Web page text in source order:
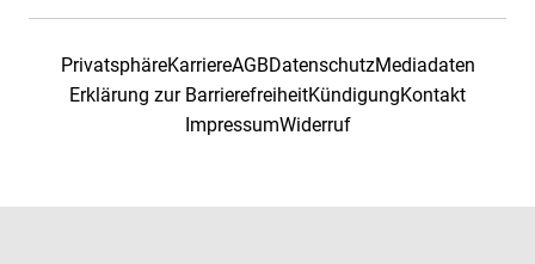
PrivatsphäreKarriereAGBDatenschutzMediadaten
Erklärung zur BarrierefreiheitKündigungKontakt
ImpressumWiderruf